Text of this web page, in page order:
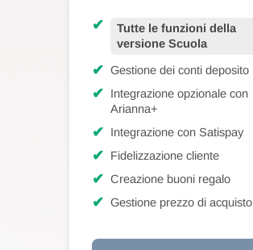
✔
Tutte le funzioni della
versione Scuola
✔ Gestione dei conti deposito
✔
Integrazione opzionale con
Arianna+
✔ Integrazione con Satispay
✔ Fidelizzazione cliente
✔ Creazione buoni regalo
✔ Gestione prezzo di acquisto